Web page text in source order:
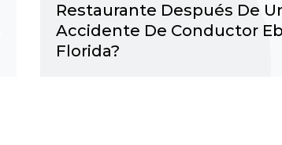
Restaurante Después De
Accidente De Conductor
Florida?